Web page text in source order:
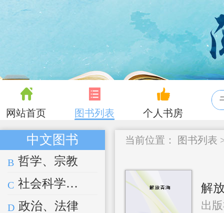
网站首页 图书列表 个人书房
中文图书
B 哲学、宗教
C 社会科学总论
D 政治、法律
当前位置： 图书列表
解
出